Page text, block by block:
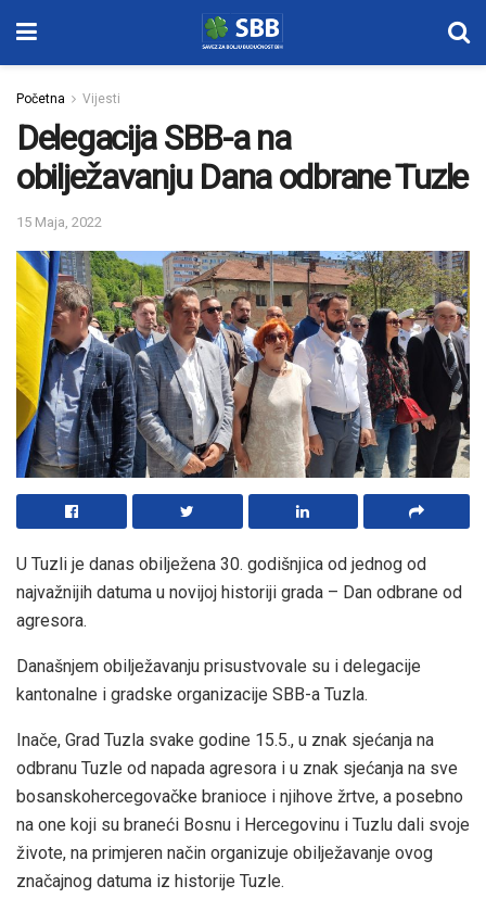
Početna Vijesti
Delegacija SBB-a na
obilježavanju Dana odbrane Tuzle
15 Maja, 2022
U Tuzli je danas obilježena 30. godišnjica od jednog od
najvažnijih datuma u novijoj historiji grada – Dan odbrane od
agresora.
Današnjem obilježavanju prisustvovale su i delegacije
kantonalne i gradske organizacije SBB-a Tuzla.
Inače, Grad Tuzla svake godine 15.5., u znak sjećanja na
odbranu Tuzle od napada agresora i u znak sjećanja na sve
bosanskohercegovačke branioce i njihove žrtve, a posebno
na one koji su braneći Bosnu i Hercegovinu i Tuzlu dali svoje
živote, na primjeren način organizuje obilježavanje ovog
značajnog datuma iz historije Tuzle.